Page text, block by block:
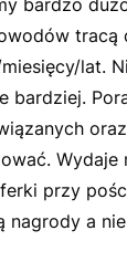
bardzo
tracą
lat.
bardziej.
Wydaje
przy
nagrody a